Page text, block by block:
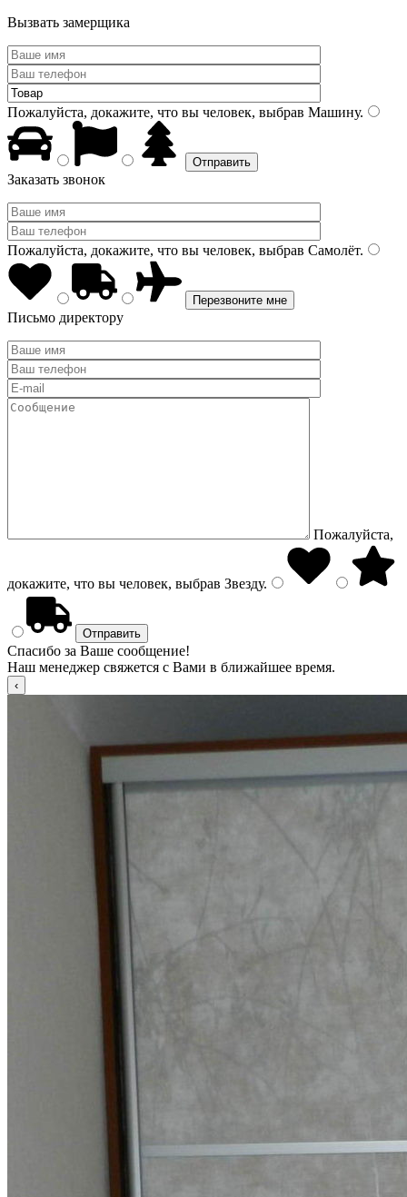
Вызвать замерщика
Пожалуйста, докажите, что вы человек, выбрав Машину.
Заказать звонок
Пожалуйста, докажите, что вы человек, выбрав Самолёт.
Письмо директору
Пожалуйста,
докажите, что вы человек, выбрав Звезду.
Спасибо за Ваше сообщение!
Наш менеджер свяжется с Вами в ближайшее время.